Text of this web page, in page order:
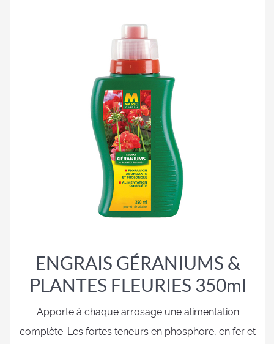
ENGRAIS GÉRANIUMS &
PLANTES FLEURIES 350ml
Apporte à chaque arrosage une alimentation
complète. Les fortes teneurs en phosphore, en fer et